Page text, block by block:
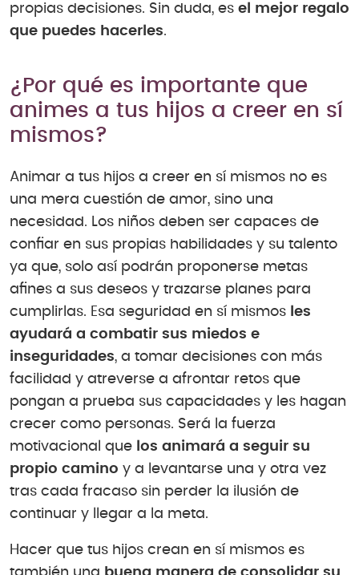
propias decisiones. Sin duda, es el mejor regalo
que puedes hacerles.
¿Por qué es importante que
animes a tus hijos a creer en sí
mismos?
Animar a tus hijos a creer en sí mismos no es
una mera cuestión de amor, sino una
necesidad. Los niños deben ser capaces de
confiar en sus propias habilidades y su talento
ya que, solo así podrán proponerse metas
afines a sus deseos y trazarse planes para
cumplirlas. Esa seguridad en sí mismos les
ayudará a combatir sus miedos e
inseguridades, a tomar decisiones con más
facilidad y atreverse a afrontar retos que
pongan a prueba sus capacidades y les hagan
crecer como personas. Será la fuerza
motivacional que los animará a seguir su
propio camino y a levantarse una y otra vez
tras cada fracaso sin perder la ilusión de
continuar y llegar a la meta.
Hacer que tus hijos crean en sí mismos es